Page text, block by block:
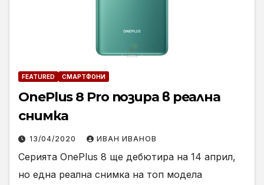
FEATURED СМАРТФОНИ
OnePlus 8 Pro позира в реална
снимка
13/04/2020 ИВАН ИВАНОВ
Серията OnePlus 8 ще дебютира на 14 април,
но една реална снимка на топ модела